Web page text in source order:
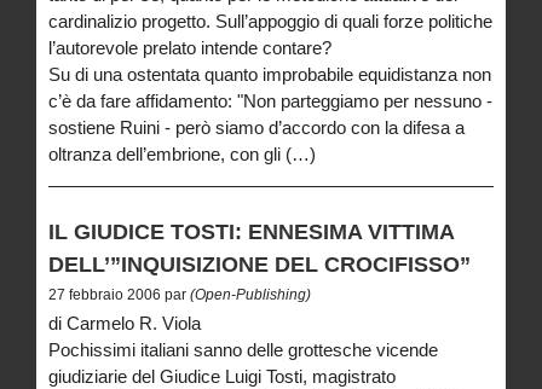
cardinalizio progetto. Sull’appoggio di quali forze politiche
l’autorevole prelato intende contare?
Su di una ostentata quanto improbabile equidistanza non
c’è da fare affidamento: "Non parteggiamo per nessuno -
sostiene Ruini - però siamo d’accordo con la difesa a
oltranza dell’embrione, con gli (…)
IL GIUDICE TOSTI: ENNESIMA VITTIMA
DELL’”INQUISIZIONE DEL CROCIFISSO”
27 febbraio 2006 par (Open-Publishing)
di Carmelo R. Viola
Pochissimi italiani sanno delle grottesche vicende
giudiziarie del Giudice Luigi Tosti, magistrato